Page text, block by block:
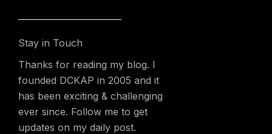
Stay in Touch
Thanks for reading my blog. I
founded DCKAP in 2005 and it
has been exciting & challenging
ever since. Follow me to get
updates on my daily post.